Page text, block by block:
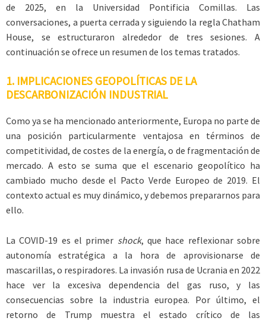
de 2025, en la Universidad Pontificia Comillas. Las
conversaciones, a puerta cerrada y siguiendo la regla Chatham
House, se estructuraron alrededor de tres sesiones. A
continuación se ofrece un resumen de los temas tratados.
1. IMPLICACIONES GEOPOLÍTICAS DE LA
DESCARBONIZACIÓN INDUSTRIAL
Como ya se ha mencionado anteriormente, Europa no parte de
una posición particularmente ventajosa en términos de
competitividad, de costes de la energía, o de fragmentación de
mercado. A esto se suma que el escenario geopolítico ha
cambiado mucho desde el Pacto Verde Europeo de 2019. El
contexto actual es muy dinámico, y debemos prepararnos para
ello.
La COVID-19 es el primer shock, que hace reflexionar sobre
autonomía estratégica a la hora de aprovisionarse de
mascarillas, o respiradores. La invasión rusa de Ucrania en 2022
hace ver la excesiva dependencia del gas ruso, y las
consecuencias sobre la industria europea. Por último, el
retorno de Trump muestra el estado crítico de las